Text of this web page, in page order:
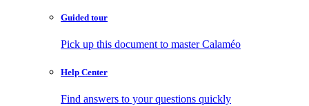
Guided tour
Pick up this document to master Calaméo
Help Center
Find answers to your questions quickly